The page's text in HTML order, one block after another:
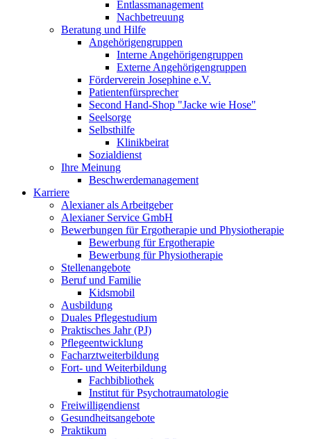
Entlassmanagement
Nachbetreuung
Beratung und Hilfe
Angehörigengruppen
Interne Angehörigengruppen
Externe Angehörigengruppen
Förderverein Josephine e.V.
Patientenfürsprecher
Second Hand-Shop "Jacke wie Hose"
Seelsorge
Selbsthilfe
Klinikbeirat
Sozialdienst
Ihre Meinung
Beschwerdemanagement
Karriere
Alexianer als Arbeitgeber
Alexianer Service GmbH
Bewerbungen für Ergotherapie und Physiotherapie
Bewerbung für Ergotherapie
Bewerbung für Physiotherapie
Stellenangebote
Beruf und Familie
Kidsmobil
Ausbildung
Duales Pflegestudium
Praktisches Jahr (PJ)
Pflegeentwicklung
Facharztweiterbildung
Fort- und Weiterbildung
Fachbibliothek
Institut für Psychotraumatologie
Freiwilligendienst
Gesundheitsangebote
Praktikum